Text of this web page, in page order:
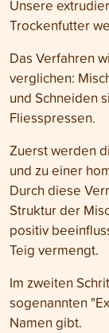
Unsere
Trockenfutter
Das Verfahren
verglichen:
und Schneiden
Fliesspressen.
Zuerst werden
und zu einer
Durch diese
Struktur der
positiv
Teig vermengt.
Im zweiten
sogenannten
Namen gibt.